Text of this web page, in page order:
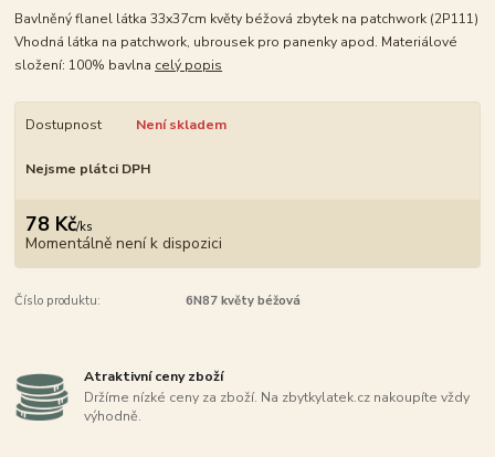
Bavlněný flanel látka 33x37cm květy béžová zbytek na patchwork (2P111)
Vhodná látka na patchwork, ubrousek pro panenky apod. Materiálové
složení: 100% bavlna celý popis
Dostupnost Není skladem
Nejsme plátci DPH
78 Kč/ks
Momentálně není k dispozici
Číslo produktu: 6N87 květy béžová
Atraktivní ceny zboží
Držíme nízké ceny za zboží. Na zbytkylatek.cz nakoupíte vždy
výhodně.